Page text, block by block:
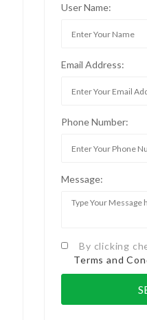
User Name:
Email Address:
Phone Number:
Message:
By clicking
Terms and